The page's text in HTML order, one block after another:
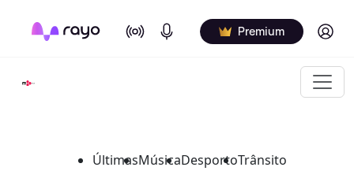
On Air Podcasts Premium Log in
ÚltimasMúsicaDesportoTrânsito